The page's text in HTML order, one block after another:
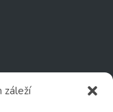
záleží